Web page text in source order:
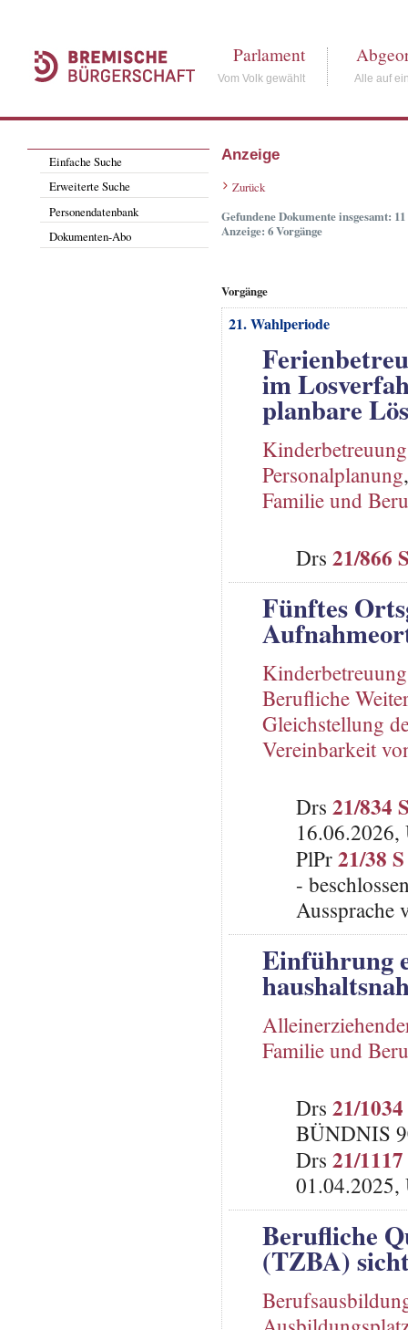
Parlament
Vom Volk gewählt Alle auf
Einfache Suche
Erweiterte Suche
Personendatenbank
Dokumenten-Abo
Anzeige
Zurück
Gefundene Dokumente insgesamt: 11
Anzeige: 6 Vorgänge
Vorgänge
21. Wahlperiode
im
planbare
Kinderbetreuung
Personalplanung
Familie und
Drs 21/866
Fünftes
Kinderbetreuung
Berufliche
Gleichstellung
Vereinbarkeit
Drs 21/834
16.06.2026,
PlPr21/38 S
-
Aussprache
Einführung
Familie und
Drs 21/1034
BÜNDNIS
Drs 21/1117
01.04.2025,
Berufliche
(TZBA)